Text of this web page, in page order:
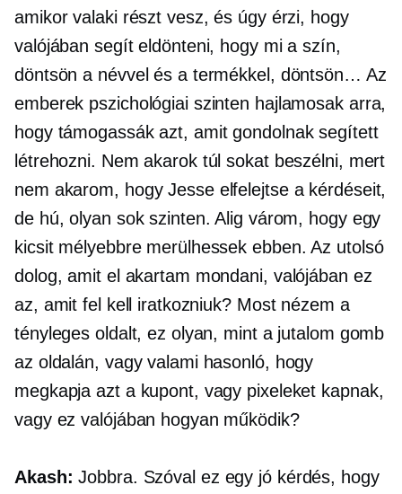
amikor valaki részt vesz, és úgy érzi, hogy
valójában segít eldönteni, hogy mi a szín,
döntsön a névvel és a termékkel, döntsön… Az
emberek pszichológiai szinten hajlamosak arra,
hogy támogassák azt, amit gondolnak segített
létrehozni. Nem akarok túl sokat beszélni, mert
nem akarom, hogy Jesse elfelejtse a kérdéseit,
de hú, olyan sok szinten. Alig várom, hogy egy
kicsit mélyebbre merülhessek ebben. Az utolsó
dolog, amit el akartam mondani, valójában ez
az, amit fel kell iratkozniuk? Most nézem a
tényleges oldalt, ez olyan, mint a jutalom gomb
az oldalán, vagy valami hasonló, hogy
megkapja azt a kupont, vagy pixeleket kapnak,
vagy ez valójában hogyan működik?
Akash: Jobbra. Szóval ez egy jó kérdés, hogy